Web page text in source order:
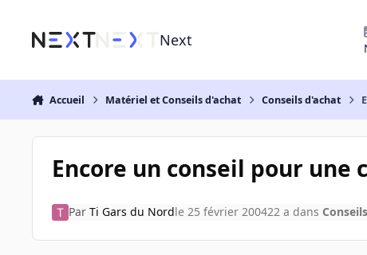
Next
Accueil Matériel et Conseils d'achat Conseils d'achat
Encore un conseil pour une
Par Ti Gars du Nordle 25 février 200422 a dans